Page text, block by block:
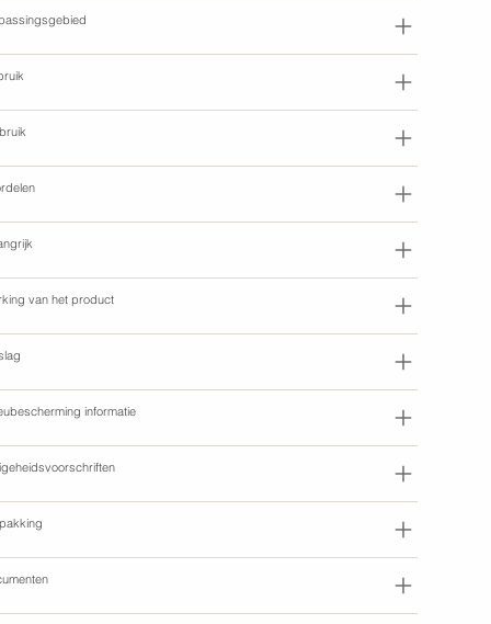
van het product
informatie